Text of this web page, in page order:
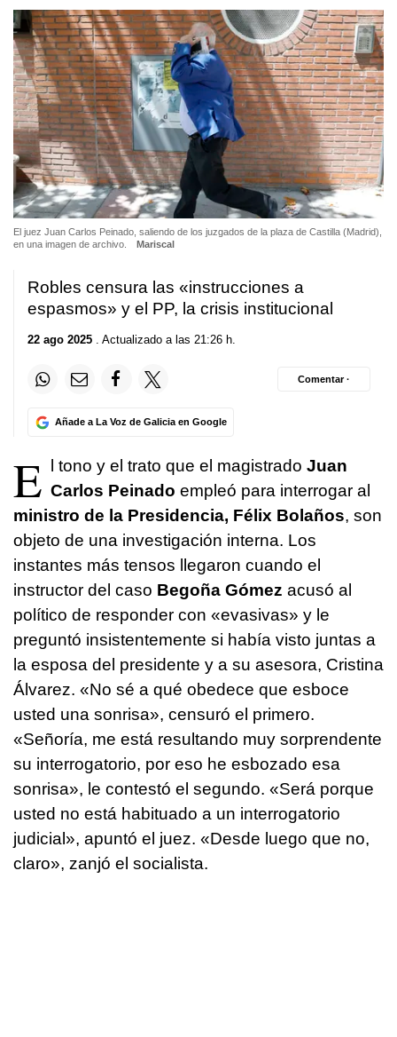
El juez Juan Carlos Peinado, saliendo de los juzgados de la plaza de Castilla (Madrid),
en una imagen de archivo.
Mariscal
Robles censura las «instrucciones a
espasmos» y el PP, la crisis institucional
22 ago 2025 . Actualizado a las 21:26 h.
Añade a La Voz de Galicia en Google
Comentar ·
E l tono y el trato que el magistrado Juan
Carlos Peinado empleó para interrogar al
ministro de la Presidencia, Félix Bolaños, son
objeto de una investigación interna. Los
instantes más tensos llegaron cuando el
instructor del caso Begoña Gómez acusó al
político de responder con «evasivas» y le
preguntó insistentemente si había visto juntas a
la esposa del presidente y a su asesora, Cristina
Álvarez. «No sé a qué obedece que esboce
usted una sonrisa», censuró el primero.
«Señoría, me está resultando muy sorprendente
su interrogatorio, por eso he esbozado esa
sonrisa», le contestó el segundo. «Será porque
usted no está habituado a un interrogatorio
judicial», apuntó el juez. «Desde luego que no,
claro», zanjó el socialista.